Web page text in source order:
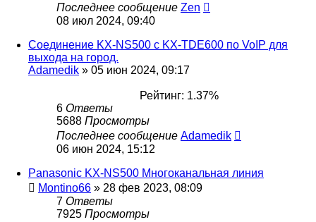
Последнее сообщение Zen
08 июл 2024, 09:40
Соединение KX-NS500 с KX-TDE600 по VoIP для
выхода на город.
Adamedik » 05 июн 2024, 09:17
Рейтинг: 1.37%
6 Ответы
5688 Просмотры
Последнее сообщение Adamedik
06 июн 2024, 15:12
Panasonic KX-NS500 Многоканальная линия
Montino66 » 28 фев 2023, 08:09
7 Ответы
7925 Просмотры